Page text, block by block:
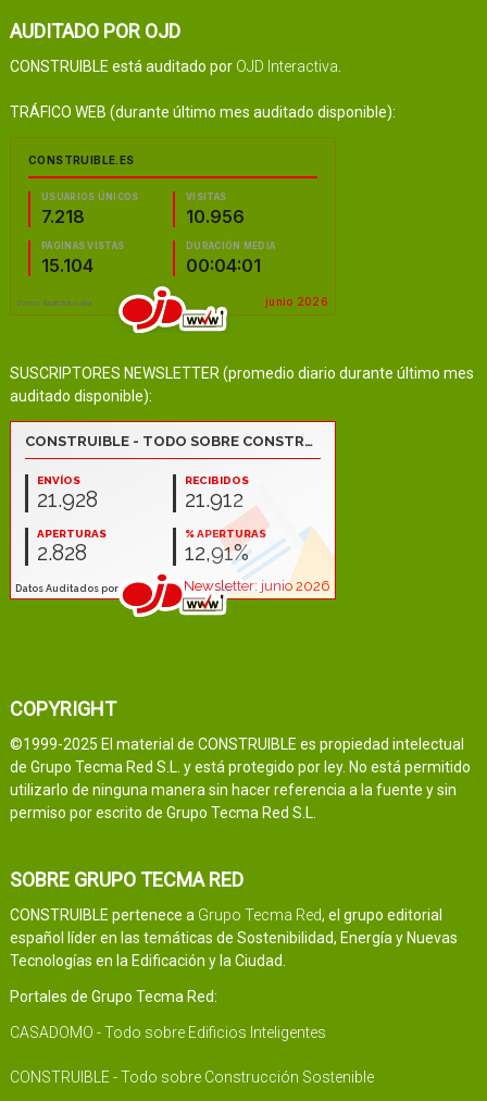
AUDITADO POR OJD
CONSTRUIBLE está auditado por OJD Interactiva
TRÁFICO WEB (durante último mes auditado disponible):
SUSCRIPTORES NEWSLETTER (promedio diario durante último mes
auditado disponible):
COPYRIGHT
©1999-2025 El material de CONSTRUIBLE es propiedad intelectual
de Grupo Tecma Red S.L. y está protegido por ley. No está permitido
utilizarlo de ninguna manera sin hacer referencia a la fuente y sin
permiso por escrito de Grupo Tecma Red S.L.
SOBRE GRUPO TECMA RED
CONSTRUIBLE pertenece a Grupo Tecma Red, el grupo editorial
español líder en las temáticas de Sostenibilidad, Energía y Nuevas
Tecnologías en la Edificación y la Ciudad.
Portales de Grupo Tecma Red:
CASADOMO - Todo sobre Edificios Inteligentes
CONSTRUIBLE - Todo sobre Construcción Sostenible